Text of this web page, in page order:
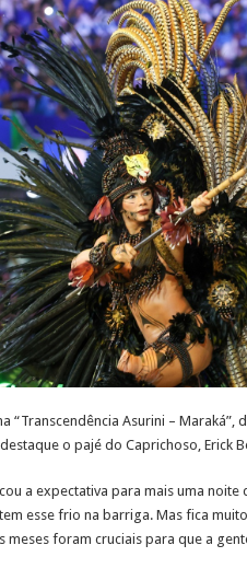
“Transcendência Asurini – Maraká”,
o pajé do Caprichoso, Erick
a expectativa para mais uma noite
esse frio na barriga. Mas fica
meses foram cruciais para que a